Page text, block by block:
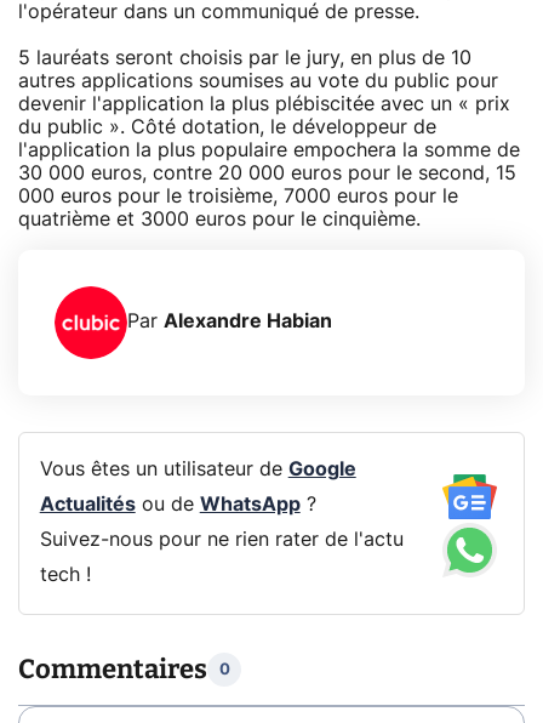
l'opérateur dans un communiqué de presse.
5 lauréats seront choisis par le jury, en plus de 10
autres applications soumises au vote du public pour
devenir l'application la plus plébiscitée avec un « prix
du public ». Côté dotation, le développeur de
l'application la plus populaire empochera la somme de
30 000 euros, contre 20 000 euros pour le second, 15
000 euros pour le troisième, 7000 euros pour le
quatrième et 3000 euros pour le cinquième.
Par Alexandre Habian
Vous êtes un utilisateur de Google
Actualitésou de WhatsApp?
Suivez-nous pour ne rien rater de l'actu
tech !
Commentaires 0